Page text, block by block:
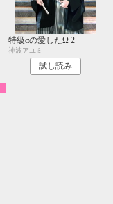
特級αの愛したΩ 2
神波アユミ
試し読み